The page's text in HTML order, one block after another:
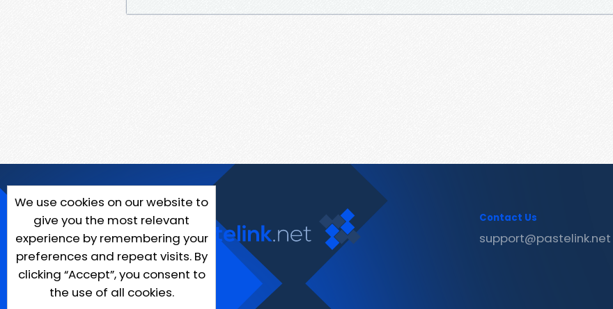
We use cookies on our website to
give you the most relevant
experience by remembering your
preferences and repeat visits. By
clicking “Accept”, you consent to
the use of all cookies.
Contact Us
support@pastelink.net